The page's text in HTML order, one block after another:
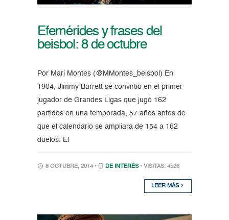
Efemérides y frases del
beisbol: 8 de octubre
Por Mari Montes (@MMontes_beisbol) En
1904, Jimmy Barrett se convirtió en el primer
jugador de Grandes Ligas que jugó 162
partidos en una temporada, 57 años antes de
que el calendario se ampliara de 154 a 162
duelos. El
8 OCTUBRE, 2014 • DE INTERÉS • VISITAS: 4526
LEER MÁS